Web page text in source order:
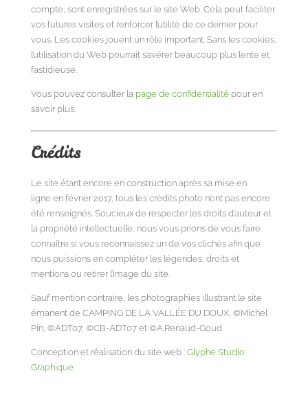
compte, sont enregistrées sur le site Web. Cela peut faciliter
vos futures visites et renforcer l’utilité de ce dernier pour
vous. Les cookies jouent un rôle important. Sans les cookies,
l’utilisation du Web pourrait s’avérer beaucoup plus lente et
fastidieuse.
Vous pouvez consulter la page de confidentialitépour en
savoir plus.
Crédits
Le site étant encore en construction après sa mise en
ligne en février 2017, tous les crédits photo n’ont pas encore
été renseignés. Soucieux de respecter les droits d’auteur et
la propriété intellectuelle, nous vous prions de vous faire
connaître si vous reconnaissez un de vos clichés afin que
nous puissions en compléter les légendes, droits et
mentions ou retirer l’image du site.
Sauf mention contraire, les photographies illustrant le site
émanent de CAMPING DE LA VALLÉE DU DOUX, ©Michel
Pin, ©ADT07, ©CB-ADT07 et ©A.Renaud-Goud
Conception et réalisation du site web : Glyphe Studio
Graphique